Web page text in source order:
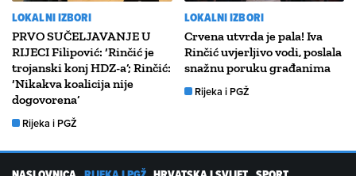
LOKALNI IZBORI
PRVO SUČELJAVANJE U
RIJECI Filipović: ‘Rinčić je
trojanski konj HDZ-a’; Rinčić:
‘Nikakva koalicija nije
dogovorena’
Rijeka i PGŽ
LOKALNI IZBORI
Crvena utvrda je pala! Iva
Rinčić uvjerljivo vodi, poslala
snažnu poruku građanima
Rijeka i PGŽ